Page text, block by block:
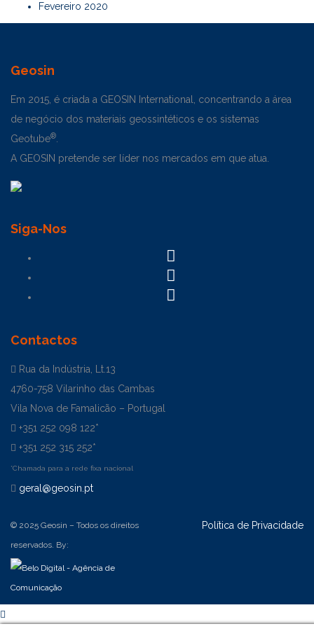
Fevereiro 2020
Geosin
Em 2015, é criada a GEOSIN International, concentrando a área
de negócio dos materiais geossintéticos e os sistemas
Geotube®.
A GEOSIN pretende ser líder nos mercados em que atua.
Siga-Nos
Contactos
Rua da Indústria, Lt.13
4760-758 Vilarinho das Cambas
Vila Nova de Famalicão – Portugal
+351 252 098 122*
+351 252 315 252*
*Chamada para a rede fixa nacional
geral@geosin.pt
© 2025 Geosin – Todos os direitos
reservados. By:
Política de Privacidade